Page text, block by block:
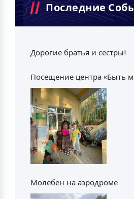
Последние
Дорогие братья и сестры!
Посещение центра «Быть
Молебен на аэродроме